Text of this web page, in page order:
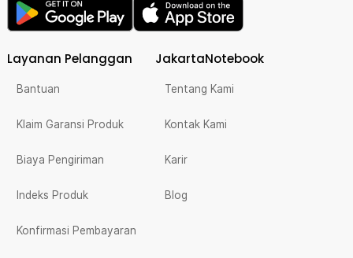
Layanan Pelanggan
Bantuan
Klaim Garansi Produk
Biaya Pengiriman
Indeks Produk
Konfirmasi Pembayaran
JakartaNotebook
Tentang Kami
Kontak Kami
Karir
Blog